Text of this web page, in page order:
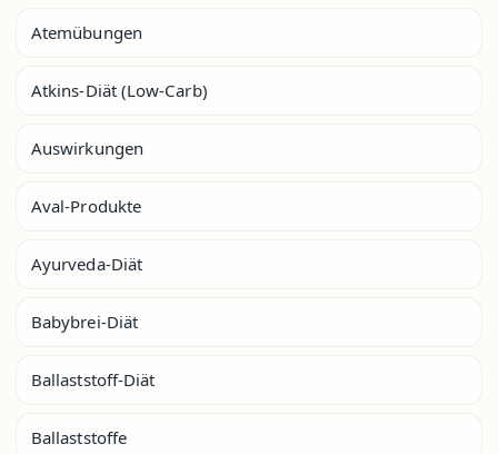
Atemübungen
Atkins-Diät (Low-Carb)
Auswirkungen
Aval-Produkte
Ayurveda-Diät
Babybrei-Diät
Ballaststoff-Diät
Ballaststoffe